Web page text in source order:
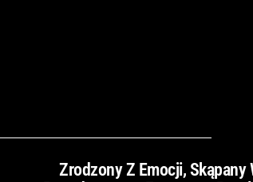
Zrodzony Z Emocji, Skąpany